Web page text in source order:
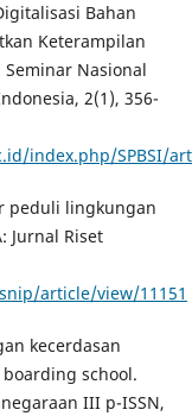
Bahan
Keterampilan
Seminar Nasional
2(1), 356-
index.php/SPBSI/
peduli lingkungan
Jurnal Riset
article/view/11151
kecerdasan
school.
III p-ISSN,